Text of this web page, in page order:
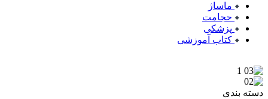
ماساژ
حجامت
پزشکی
کتاب آموزشی
دسته بندی